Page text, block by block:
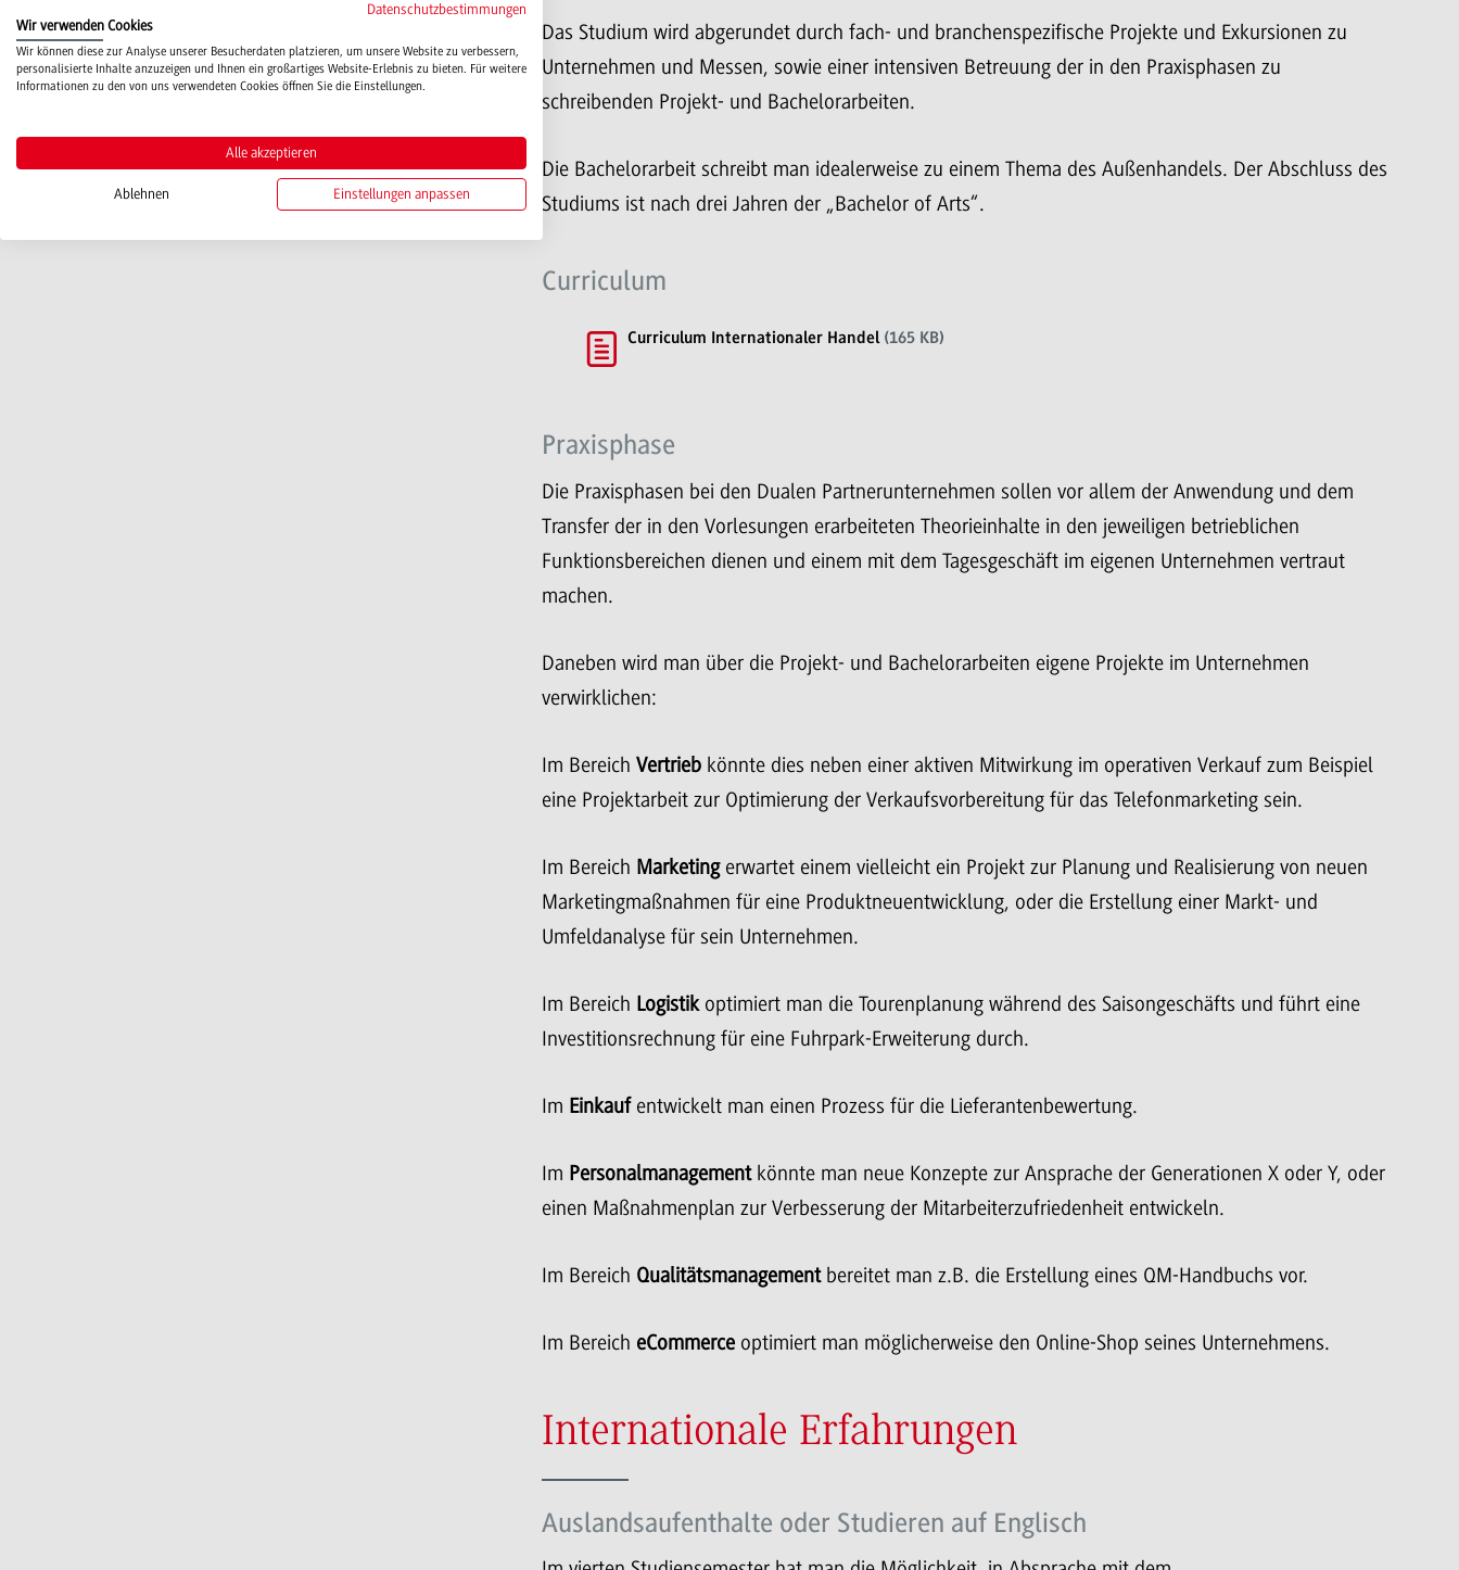
Das Studium wird abgerundet durch fach- und branchenspezifische Projekte und Exkursionen zu
Unternehmen und Messen, sowie einer intensiven Betreuung der in den Praxisphasen zu
schreibenden Projekt- und Bachelorarbeiten.
Die Bachelorarbeit schreibt man idealerweise zu einem Thema des Außenhandels. Der Abschluss des
Studiums ist nach drei Jahren der „Bachelor of Arts“.
Curriculum
Curriculum Internationaler Handel(165 KB)
Praxisphase
Die Praxisphasen bei den Dualen Partnerunternehmen sollen vor allem der Anwendung und dem
Transfer der in den Vorlesungen erarbeiteten Theorieinhalte in den jeweiligen betrieblichen
Funktionsbereichen dienen und einem mit dem Tagesgeschäft im eigenen Unternehmen vertraut
machen.
Daneben wird man über die Projekt- und Bachelorarbeiten eigene Projekte im Unternehmen
verwirklichen:
Im Bereich Vertriebkönnte dies neben einer aktiven Mitwirkung im operativen Verkauf zum Beispiel
eine Projektarbeit zur Optimierung der Verkaufsvorbereitung für das Telefonmarketing sein.
Im Bereich Marketingerwartet einem vielleicht ein Projekt zur Planung und Realisierung von neuen
Marketingmaßnahmen für eine Produktneuentwicklung, oder die Erstellung einer Markt- und
Umfeldanalyse für sein Unternehmen.
Im Bereich Logistikoptimiert man die Tourenplanung während des Saisongeschäfts und führt eine
Investitionsrechnung für eine Fuhrpark-Erweiterung durch.
Im Einkaufentwickelt man einen Prozess für die Lieferantenbewertung.
Im Personalmanagementkönnte man neue Konzepte zur Ansprache der Generationen X oder Y, oder
einen Maßnahmenplan zur Verbesserung der Mitarbeiterzufriedenheit entwickeln.
Im Bereich Qualitätsmanagementbereitet man z.B. die Erstellung eines QM-Handbuchs vor.
Im Bereich eCommerceoptimiert man möglicherweise den Online-Shop seines Unternehmens.
Internationale Erfahrungen
Auslandsaufenthalte oder Studieren auf Englisch
Datenschutzbestimmungen
Wir verwenden Cookies
Wir können diese zur Analyse unserer Besucherdaten platzieren, um unsere Website zu verbessern,
personalisierte Inhalte anzuzeigen und Ihnen ein großartiges Website-Erlebnis zu bieten. Für weitere
Informationen zu den von uns verwendeten Cookies öffnen Sie die Einstellungen.
Alle akzeptieren
Ablehnen Einstellungen anpassen